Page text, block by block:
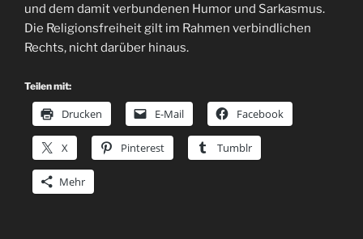
und dem damit verbundenen Humor und Sarkasmus.
Die Religionsfreiheit gilt im Rahmen verbindlichen
Rechts, nicht darüber hinaus.
Teilen mit:
Drucken E-Mail Facebook
X Pinterest Tumblr
Mehr